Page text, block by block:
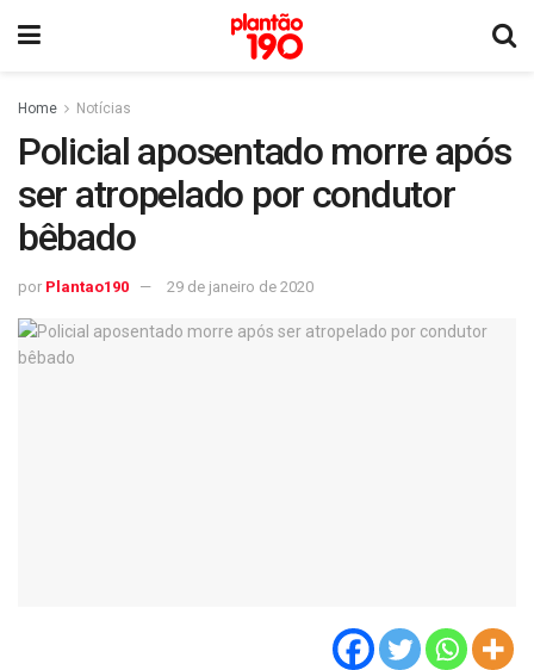
Home Notícias
Policial aposentado morre após
ser atropelado por condutor
bêbado
por Plantao190 29 de janeiro de 2020